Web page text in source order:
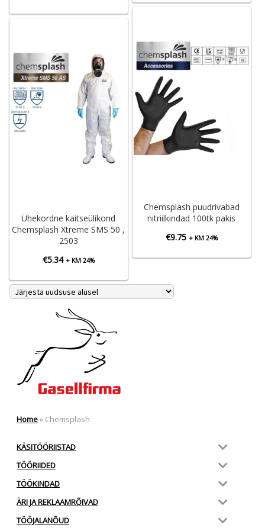
Chemsplash puudrivabad
nitriilkindad 100tk pakis
€9.75 + KM 24%
Ühekordne kaitseülikond
Chemsplash Xtreme SMS 50 ,
2503
€5.34 + KM 24%
Home» Chemsplash
KÄSITÖÖRIISTAD
TÖÖRIIDED
TÖÖKINDAD
ÄRI JA REKLAAMRÕIVAD
TÖÖJALANÕUD